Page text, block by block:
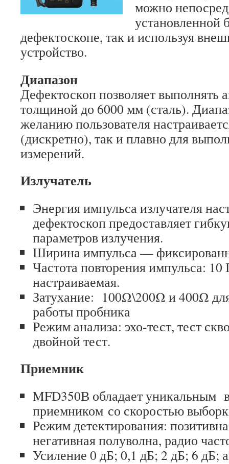
можно
установленной
дефектоскопе, так и используя
устройство.
Диапазон
Дефектоскоп позволяет выполнять
толщиной до 6000 мм (сталь).
желанию пользователя
(дискретно), так и плавно для
измерений.
Излучатель
Энергия импульса излучателя
дефектоскоп предоставляет
параметров излучения.
Ширина импульса —
Частота повторения импульса:
настраиваемая.
Затухание: 100Ω\200Ω и 400Ω
работы пробника
Режим анализа: эхо-тест, тест
двойной тест.
Приемник
MFD350В обладает уникальным
приемником со скоростью
Режим детектирования:
негативная полуволна, радио
Усиление 0 дБ; 0,1 дБ; 2 дБ; 6 дБ;